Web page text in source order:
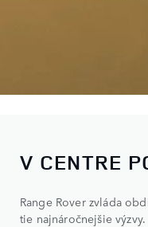
V CENTRE
Range Rover zvláda
tie najnáročnejšie výzvy.